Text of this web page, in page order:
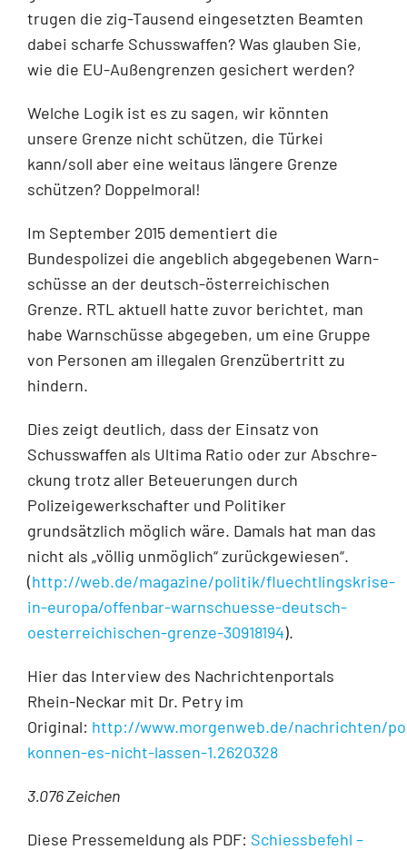
trugen die zig-Tausend eingesetzten Beamten
dabei scharfe Schusswaffen? Was glauben Sie,
wie die EU-Außengrenzen gesichert werden?
Welche Logik ist es zu sagen, wir könnten
unsere Grenze nicht schützen, die Türkei
kann/soll aber eine weitaus längere Grenze
schützen? Doppelmoral!
Im September 2015 dementiert die
Bundespolizei die angeblich abgegebenen Warn­
schüsse an der deutsch-österreichischen
Grenze. RTL aktuell hatte zuvor berichtet, man
habe Warnschüsse abgegeben, um eine Gruppe
von Personen am illegalen Grenzüber­tritt zu
hindern.
Dies zeigt deutlich, dass der Einsatz von
Schusswaffen als Ultima Ratio oder zur Abschre­
ckung trotz aller Beteuerungen durch
Polizeigewerkschafter und Politiker
grundsätzlich möglich wäre. Damals hat man das
nicht als „völlig unmöglich“ zurückgewiesen“.
(http://web.de/magazine/politik/fluechtlingskrise-
in-europa/offenbar-warnschuesse-deutsch-
oesterreichischen-grenze-30918194).
Hier das Interview des Nachrichtenportals
Rhein-Neckar mit Dr. Petry im
Original: http://www.morgenweb.de/nachrichten/
konnen-es-nicht-lassen-1.2620328
3.076 Zeichen
Diese Pressemeldung als PDF: Schiessbefehl –